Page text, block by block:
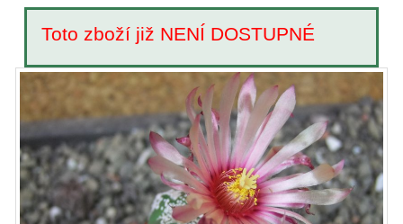
Toto zboží již NENÍ DOSTUPNÉ